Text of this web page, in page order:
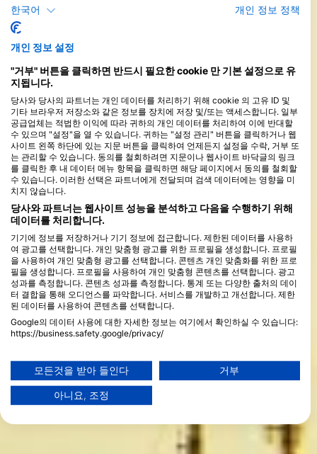
한국어 개인 정보 정책
개인 정보 설정
"거부" 버튼을 클릭하면 반드시 필요한 cookie 만 기본 설정으로 유
지됩니다.
당사와 당사의 파트너는 개인 데이터를 처리하기 위해 cookie 의 고유 ID 및
기타 브라우저 저장소와 같은 정보를 장치에 저장 및/또는 액세스합니다. 일부
공급업체는 적법한 이익에 따라 귀하의 개인 데이터를 처리하여 이에 반대할
수 있으며 "설정"을 열 수 있습니다. 귀하는 "설정 관리" 버튼을 클릭하거나 웹
사이트 왼쪽 하단에 있는 지문 버튼을 클릭하여 언제든지 설정을 수락, 거부 또
는 관리할 수 있습니다. 동의를 철회하려면 지문이나 웹사이트 바닥글의 링크
를 클릭한 후 내 데이터 메뉴 항목을 클릭하면 해당 페이지에서 동의를 철회할
수 있습니다. 이러한 선택은 파트너에게 전달되며 검색 데이터에는 영향을 미
치지 않습니다.
당사와 파트너는 웹사이트 성능을 분석하고 다음을 수행하기 위해
데이터를 처리합니다.
기기에 정보를 저장하거나 기기 정보에 접근합니다. 제한된 데이터를 사용하
여 광고를 선택합니다. 개인 맞춤형 광고를 위한 프로필을 생성합니다. 프로필
을 사용하여 개인 맞춤형 광고를 선택합니다. 콘텐츠 개인 맞춤화를 위한 프로
필을 생성합니다. 프로필을 사용하여 개인 맞춤형 콘텐츠를 선택합니다. 광고
성과를 측정합니다. 콘텐츠 성과를 측정합니다. 통계 또는 다양한 출처의 데이
터 결합을 통해 오디언스를 파악합니다. 서비스를 개발하고 개선합니다. 제한
된 데이터를 사용하여 콘텐츠를 선택합니다.
Google의 데이터 사용에 대한 자세한 정보는 여기에서 확인하실 수 있습니다:
https://business.safety.google/privacy/
귀하의 동의와 cookie 정책은 이 웹사이트/앱에만 적용됩니다.
파트너 목록 보기 (1 IAB 벤더)
당사는 귀하의 데이터를 다음 목적으로 사용합니다:
Store and/or access information on a device
모든것을 받아 들인다 거부
아니요, 조정